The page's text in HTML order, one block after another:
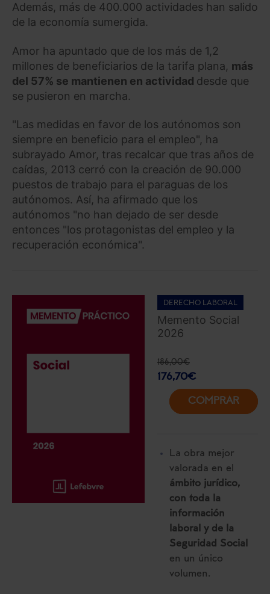
Además, más de 400.000 actividades han salido
de la economía sumergida.
Amor ha apuntado que de los más de 1,2
millones de beneficiarios de la tarifa plana, más
del 57% se mantienen en actividad desde que
se pusieron en marcha.
"Las medidas en favor de los autónomos son
siempre en beneficio para el empleo", ha
subrayado Amor, tras recalcar que tras años de
caídas, 2013 cerró con la creación de 90.000
puestos de trabajo para el paraguas de los
autónomos. Así, ha afirmado que los
autónomos "no han dejado de ser desde
entonces "los protagonistas del empleo y la
recuperación económica".
DERECHO LABORAL
Memento Social
2026
186,00€
176,70€
COMPRAR
La obra mejor
valorada en el
ámbito jurídico,
con toda la
información
laboral y de la
Seguridad Social
en un único
volumen.